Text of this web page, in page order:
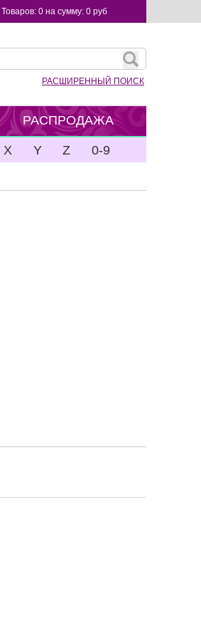
Товаров: 0 на сумму: 0 руб
РАСШИРЕННЫЙ ПОИСК
РАСПРОДАЖА
X Y Z 0-9